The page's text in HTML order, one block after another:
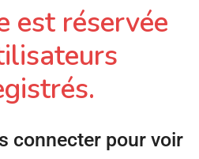
est réservée
connecter pour voir